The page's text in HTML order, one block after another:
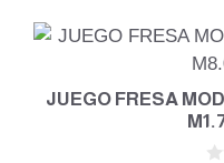
JUEGO FRESA